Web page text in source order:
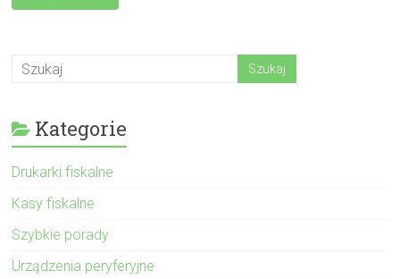
Kategorie
Drukarki fiskalne
Kasy fiskalne
Szybkie porady
Urządzenia peryferyjne